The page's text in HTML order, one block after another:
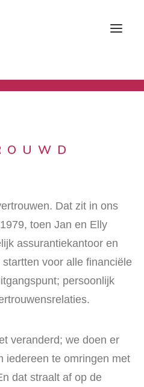
Dat zit in ons
toen Jan en Elly
assurantiekantoor en
voor alle financiële
persoonlijk
veranderd; we doen er
iedereen te omringen met
dat straalt af op de